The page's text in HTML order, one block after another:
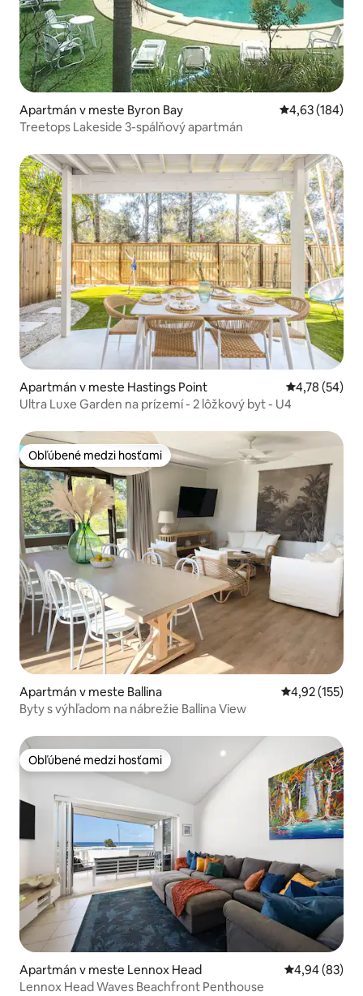
Apartmán v meste Byron Bay Priemerné
4,63 (184)
Treetops Lakeside 3-spálňový apartmán
Apartmán v meste Hastings Point Priemerné
4,78 (54)
Ultra Luxe Garden na prízemí - 2 lôžkový byt - U4
Obľúbené medzi hosťami
Obľúbené medzi hosťami
Apartmán v meste Ballina Priemerné
4,92 (155)
Byty s výhľadom na nábrežie Ballina View
Obľúbené medzi hosťami
Obľúbené medzi hosťami
Apartmán v meste Lennox Head Priemerné
4,94 (83)
Lennox Head Waves Beachfront Penthouse